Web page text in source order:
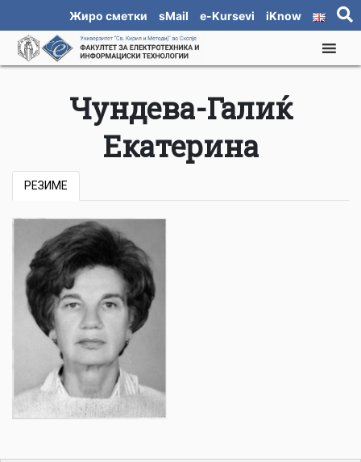
Жиро сметки sMail e-Kursevi iKnow
Чундева-Галиќ
Екатерина
РЕЗИМЕ